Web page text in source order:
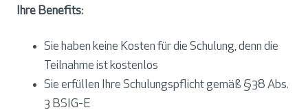
Ihre Benefits:
Sie haben keine Kosten für die Schulung, denn die
Teilnahme ist kostenlos
Sie erfüllen Ihre Schulungspflicht gemäß §38 Abs.
3 BSIG-E